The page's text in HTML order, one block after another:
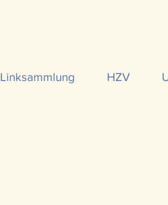
Linksammlung HZV